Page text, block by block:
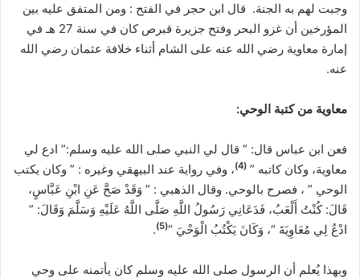
وجبت لهم به الجنة. قال ابن حجر في الفتح : ومن المتفق عليه بين
المؤرخين أن غزو البحر وفتح جزيرة قبرص كان في سنة 27 هـ في
إمارة معاوية رضي الله عنه على الشام أثناء خلافة عثمان رضي الله
عنه.
معاوية من كتبة الوحي:
فعن ابن عباس قال: ” قال لي النبي صلى الله عليه وسلم:” ادع لي
معاوية، وكان كاتبه ” (
4
)، وفي رواية عند البيهقي وغيره : ” وكان يكتب
الوحي ” ، فصرح بالوحي. وقال الذهبي : ” وَقَدْ صَحَّ عَنِ ابْنِ عَبَّاسٍ،
قَالَ: كُنْتُ أَلْعَبُ، فَدَعَانِي رَسُولُ اللَّهِ صَلَّى اللَّهُ عَلَيْهِ وَسَلَّمَ وَقَالَ: ”
ادْعُ لِي مُعَاوِيَةَ “، وَكَانَ يَكْتُبُ الْوَحْيَ “(
5
)
.
وبهذا يُعلم أن الرسول صلى الله عليه وسلم كان يأتمنه على وحي